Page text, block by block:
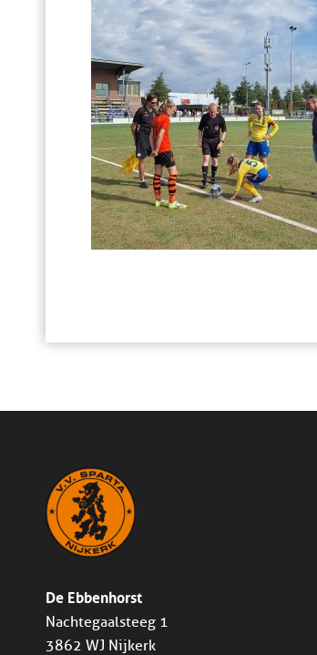
De Ebbenhorst
Nachtegaalsteeg 1
3862 WJ Nijkerk